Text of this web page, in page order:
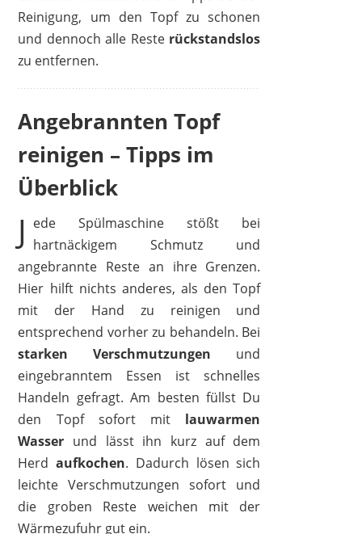
Reinigung, um den Topf zu schonen
und dennoch alle Reste rückstandslos
zu entfernen.
Angebrannten Topf
reinigen – Tipps im
Überblick
J ede Spülmaschine stößt bei
hartnäckigem Schmutz und
angebrannte Reste an ihre Grenzen.
Hier hilft nichts anderes, als den Topf
mit der Hand zu reinigen und
entsprechend vorher zu behandeln. Bei
starken Verschmutzungen und
eingebranntem Essen ist schnelles
Handeln gefragt. Am besten füllst Du
den Topf sofort mit lauwarmen
Wasser und lässt ihn kurz auf dem
Herdaufkochen. Dadurch lösen sich
leichte Verschmutzungen sofort und
die groben Reste weichen mit der
Wärmezufuhr gut ein.